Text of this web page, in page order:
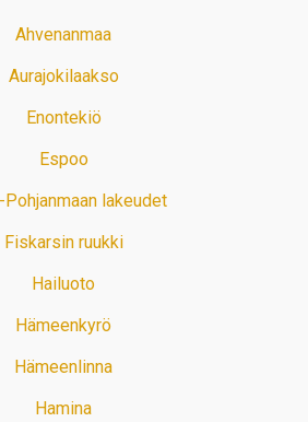
Ahvenanmaa
Aurajokilaakso
Enontekiö
Espoo
Pohjanmaan lakeudet
Fiskarsin ruukki
Hailuoto
Hämeenkyrö
Hämeenlinna
Hamina